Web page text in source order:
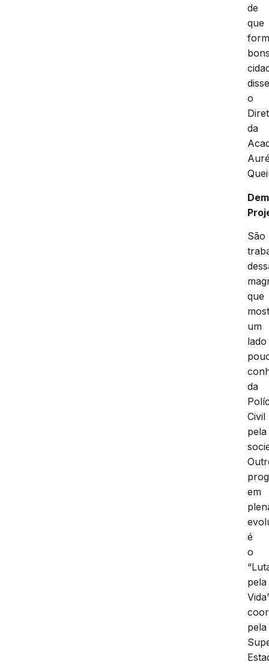
de
que
o
da
São
que
um
lado
da
Civil
pela
em
é
o
pela
pela